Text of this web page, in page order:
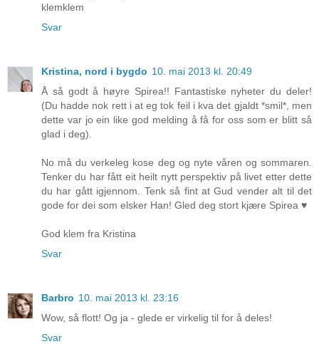
klemklem
Svar
Kristina, nord i bygdo 10. mai 2013 kl. 20:49
Å så godt å høyre Spirea!! Fantastiske nyheter du deler!
(Du hadde nok rett i at eg tok feil i kva det gjaldt *smil*, men
dette var jo ein like god melding å få for oss som er blitt så
glad i deg).
No må du verkeleg kose deg og nyte våren og sommaren.
Tenker du har fått eit heilt nytt perspektiv på livet etter dette
du har gått igjennom. Tenk så fint at Gud vender alt til det
gode for dei som elsker Han! Gled deg stort kjære Spirea ♥
God klem fra Kristina
Svar
Barbro 10. mai 2013 kl. 23:16
Wow, så flott! Og ja - glede er virkelig til for å deles!
Svar